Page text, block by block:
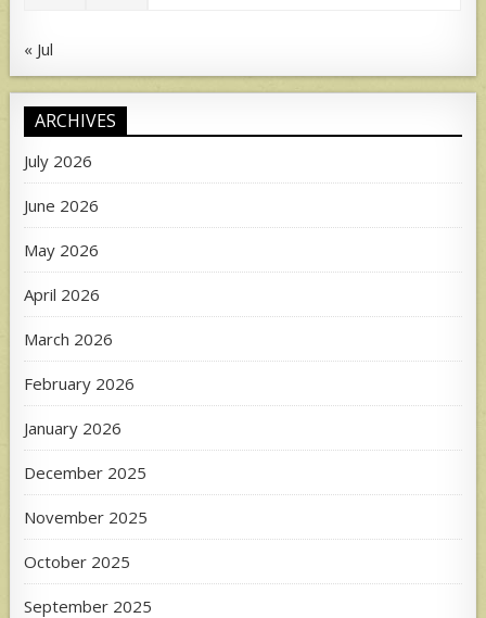
« Jul
ARCHIVES
July 2026
June 2026
May 2026
April 2026
March 2026
February 2026
January 2026
December 2025
November 2025
October 2025
September 2025